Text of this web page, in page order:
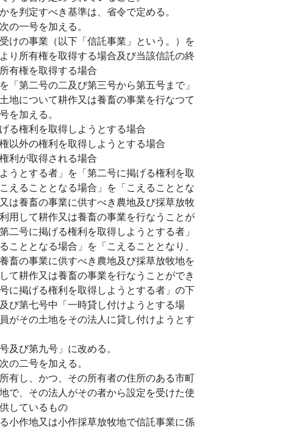
判定すべき基準は、省令で定める。
の一号を加える。
けの事業（以下「信託事業」という。）を
り所有権を取得する場合及び当該信託の終
有権を取得する場合
第二号の二及び第三号から第五号まで」
地について耕作又は養畜の事業を行なつて
を加える。
る権利を取得しようとする場合
以外の権利を取得しようとする場合
利が取得される場合
うとする者」を「第二号に掲げる権利を取
えることとなる場合」を「こえることとな
は養畜の事業に供すべき農地及び採草放牧
用して耕作又は養畜の事業を行なうことが
号に掲げる権利を取得しようとする者」
ととなる場合」を「こえることとなり、
畜の事業に供すべき農地及び採草放牧地を
て耕作又は養畜の事業を行なうことができ
に掲げる権利を取得しようとする者」の下
び第七号中「一時貸し付けようとする場
がその土地をその法人に貸し付けようとす
び第九号」に改める。
の二号を加える。
有し、かつ、その所有者の住所のある市町
で、その法人がその者から設定を受けた使
しているもの
小作地又は小作採草放牧地で信託事業に係